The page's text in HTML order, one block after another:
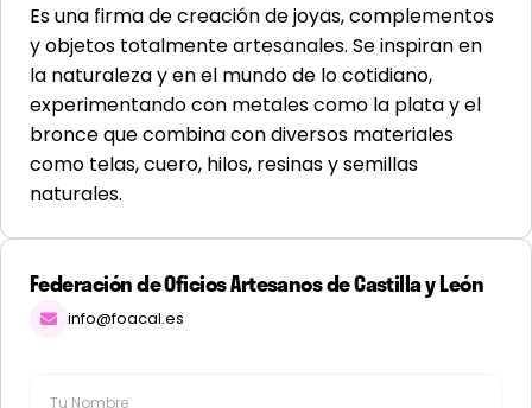
Es una firma de creación de joyas, complementos
y objetos totalmente artesanales. Se inspiran en
la naturaleza y en el mundo de lo cotidiano,
experimentando con metales como la plata y el
bronce que combina con diversos materiales
como telas, cuero, hilos, resinas y semillas
naturales.
Federación de Oficios Artesanos de Castilla y León
info@foacal.es